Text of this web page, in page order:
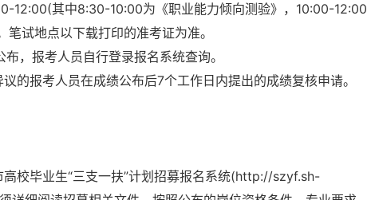
12:00(其中8:30-10:00为《职业能力倾向测验》，10:00-12:00
试地点以下载打印的准考证为准。
，报考人员自行登录报名系统查询。
的报考人员在成绩公布后7个工作日内提出的成绩复核申请。
校毕业生“三支一扶”计划招募报名系统(http://szyf.sh-